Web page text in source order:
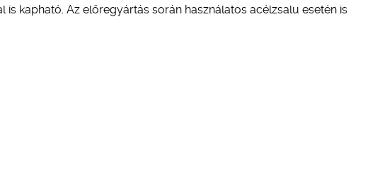
kapható. Az előregyártás során használatos acélzsalu esetén is